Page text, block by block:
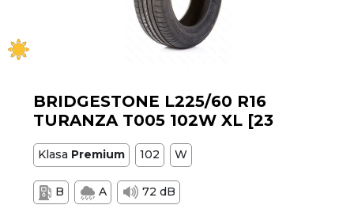
BRIDGESTONE L225/60 R16
TURANZA T005 102W XL [23
Klasa Premium 102 W
B A 72 dB